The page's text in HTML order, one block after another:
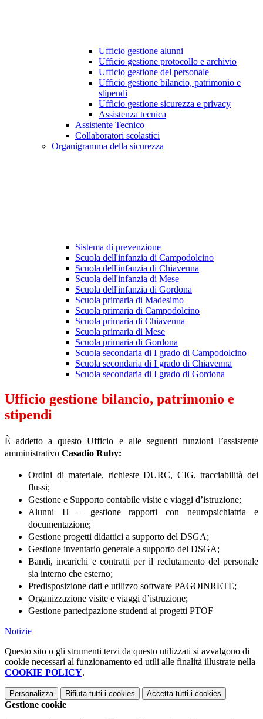
Ufficio gestione alunni
Ufficio gestione protocollo e archivio
Ufficio gestione del personale
Ufficio gestione bilancio, patrimonio e
stipendi
Ufficio gestione sicurezza e privacy
Assistenza tecnica
Assistente Tecnico
Collaboratori scolastici
Organigramma della sicurezza
Sistema di prevenzione
Scuola dell'infanzia di Campodolcino
Scuola dell'infanzia di Chiavenna
Scuola dell'infanzia di Mese
Scuola dell'infanzia di Gordona
Scuola primaria di Madesimo
Scuola primaria di Campodolcino
Scuola primaria di Chiavenna
Scuola primaria di Mese
Scuola primaria di Gordona
Scuola secondaria di I grado di Campodolcino
Scuola secondaria di I grado di Chiavenna
Scuola secondaria di I grado di Gordona
Ufficio gestione bilancio, patrimonio e
stipendi
È addetto a questo Ufficio e alle seguenti funzioni l’assistente
amministrativo Casadio Ruby:
Ordini di materiale, richieste DURC, CIG, tracciabilità dei
flussi;
Gestione e Supporto contabile visite e viaggi d’istruzione;
Alunni H – gestione rapporti con neuropsichiatria e
documentazione;
Gestione progetti didattici a supporto del DSGA;
Gestione inventario generale a supporto del DSGA;
Bandi, incarichi e contratti per il reclutamento del personale
sia interno che esterno;
Predisposizione dati e utilizzo software PAGOINRETE;
Organizzazione visite e viaggi d’istruzione;
Gestione partecipazione studenti ai progetti PTOF
Notizie
Questo sito o gli strumenti terzi da questo utilizzati si avvalgono di
cookie necessari al funzionamento ed utili alle finalità illustrate nella
COOKIE POLICY.
Personalizza Rifiuta tutti i cookies Accetta tutti i cookies
Gestione cookie